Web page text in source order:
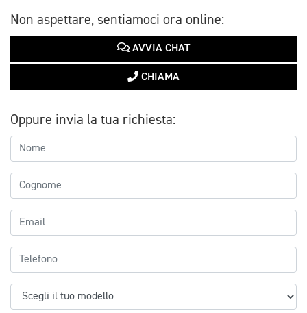
Non aspettare, sentiamoci ora online:
AVVIA CHAT
CHIAMA
Oppure invia la tua richiesta: